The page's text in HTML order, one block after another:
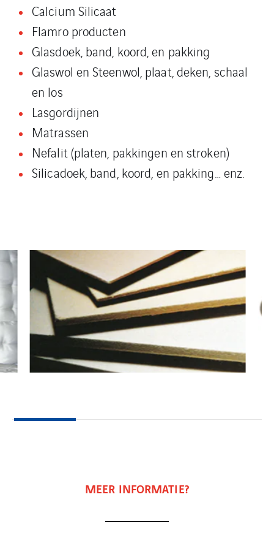
Calcium Silicaat
Flamro producten
Glasdoek, band, koord, en pakking
Glaswol en Steenwol, plaat, deken, schaal
en los
Lasgordijnen
Matrassen
Nefalit (platen, pakkingen en stroken)
Silicadoek, band, koord, en pakking… enz.
MEER INFORMATIE?